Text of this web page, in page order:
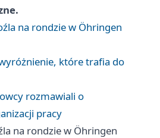
na rondzie w Öhringen
które trafia do
rozmawiali o
pracy
na rondzie w Öhringen